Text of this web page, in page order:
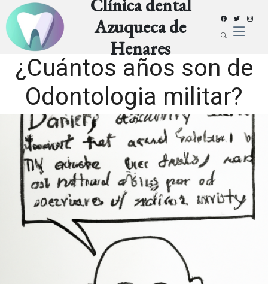
Clínica dental
Azuqueca de
Henares
¿Cuántos años son de
Odontologia militar?